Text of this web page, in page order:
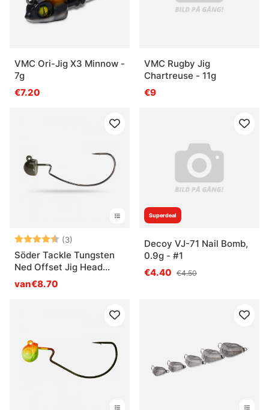
VMC Ori-Jig X3 Minnow -
7g
€7.20
VMC Rugby Jig
Chartreuse - 11g
€9
Beoordeling:
(3)
Söder Tackle Tungsten
Ned Offset Jig Head
Green
van€8.70
Superdeal
Decoy VJ-71 Nail Bomb,
0.9g - #1
€4.40 €4.50